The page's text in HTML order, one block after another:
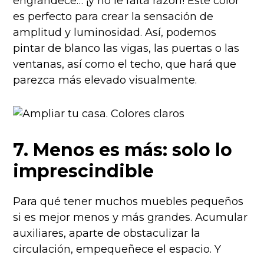
es perfecto para crear la sensación de
amplitud y luminosidad. Así, podemos
pintar de blanco las vigas, las puertas o las
ventanas, así como el techo, que hará que
parezca más elevado visualmente.
7. Menos es más: solo lo
imprescindible
Para qué tener muchos muebles pequeños
si es mejor menos y más grandes. Acumular
auxiliares, aparte de obstaculizar la
circulación, empequeñece el espacio. Y